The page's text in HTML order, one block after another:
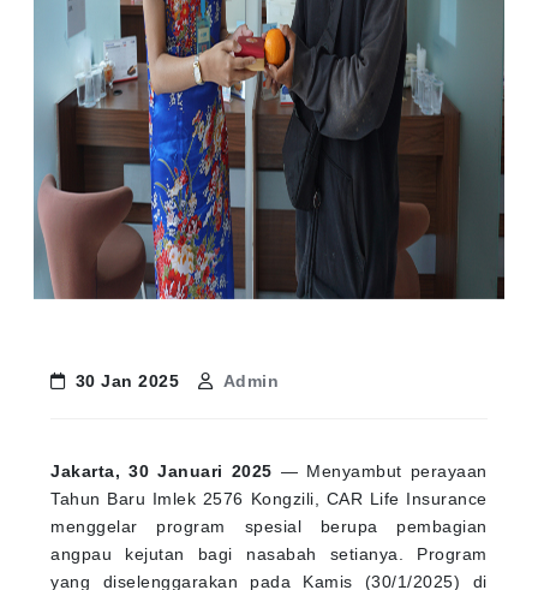
30 Jan 2025 Admin
Jakarta, 30 Januari 2025 — Menyambut perayaan
Tahun Baru Imlek 2576 Kongzili, CAR Life Insurance
menggelar program spesial berupa pembagian
angpau kejutan bagi nasabah setianya. Program
yang diselenggarakan pada Kamis (30/1/2025) di